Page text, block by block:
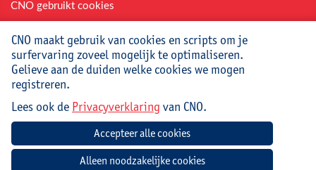
duiden we het cruciale verschil tussen
summatieve en formatieve evaluatie;
schetsen we de 5 sporen waarmee elke school en
elke leerkracht vorm kan geven aan formatieve
evaluatie;
vertalen we die 5 sporen in heel concrete
klaspraktijken met tal van voorbeelden;
maken we leerlingen zo meer verantwoordelijk
voor hun eigen leren.
Doelgroep
CNO gebruikt cookies
CNO maakt gebruik van cookies en scripts om je
surfervaring zoveel mogelijk te optimaliseren.
Gelieve aan de duiden welke cookies we mogen
registreren.
Lees ook de Privacyverklaring van CNO.